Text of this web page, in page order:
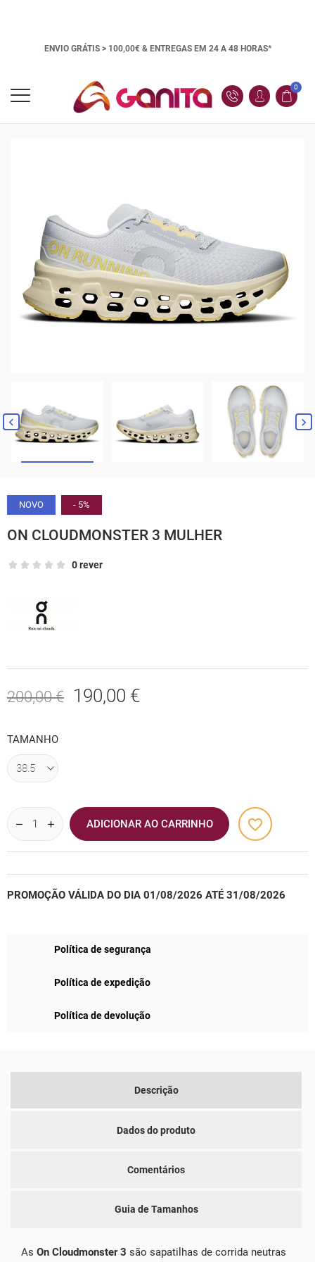
ENVIO GRÁTIS > 100,00€ & ENTREGAS EM 24 A 48 HORAS*
0
 
NOVO - 5%
ON CLOUDMONSTER 3 MULHER
0 rever
200,00 € 190,00 €
TAMANHO
ADICIONAR AO CARRINHO favorite_border
PROMOÇÃO VÁLIDA DO DIA 01/08/2026 ATÉ 31/08/2026
Política de segurança
Política de expedição
Política de devolução
Descrição
Dados do produto
Comentários
Guia de Tamanhos
As On Cloudmonster 3 são sapatilhas de corrida neutras